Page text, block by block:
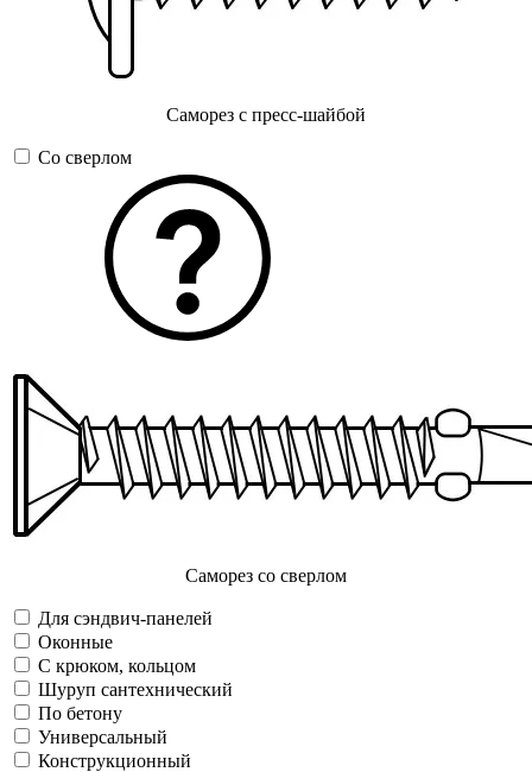
Саморез с пресс-шайбой
Со сверлом
Саморез со сверлом
Для сэндвич-панелей
Оконные
С крюком, кольцом
Шуруп сантехнический
По бетону
Универсальный
Конструкционный